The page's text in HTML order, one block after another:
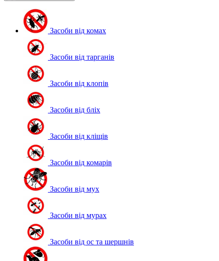
Засоби від комах
Засоби від тарганів
Засоби від клопів
Засоби від бліх
Засоби від кліщів
Засоби від комарів
Засоби від мух
Засоби від мурах
Засоби від ос та шершнів